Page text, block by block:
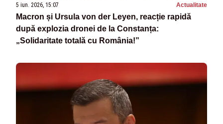
5 iun. 2026, 15:07 Actualitate
Macron și Ursula von der Leyen, reacție rapidă
după explozia dronei de la Constanța:
„Solidaritate totală cu România!”